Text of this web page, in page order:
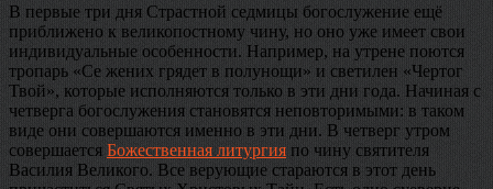
В первые три дня Страстной седмицы богослужение ещё
приближено к великопостному чину, но оно уже имеет свои
индивидуальные особенности. Например, на утрене поются
тропарь «Се жених грядет в полунощи» и светилен «Чертог
Твой», которые исполняются только в эти дни года. Начиная с
четверга богослужения становятся неповторимыми: в таком
виде они совершаются именно в эти дни. В четверг утром
совершается Божественная литургия по чину святителя
Василия Великого. Все верующие стараются в этот день